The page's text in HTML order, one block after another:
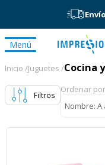
Menú
Cocina y
Inicio /Juguetes /Cocina
Filtros
Ordenar por